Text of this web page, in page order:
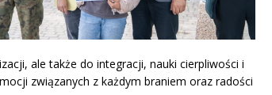
ale także do integracji, nauki cierpliwości i
związanych z każdym braniem oraz radości